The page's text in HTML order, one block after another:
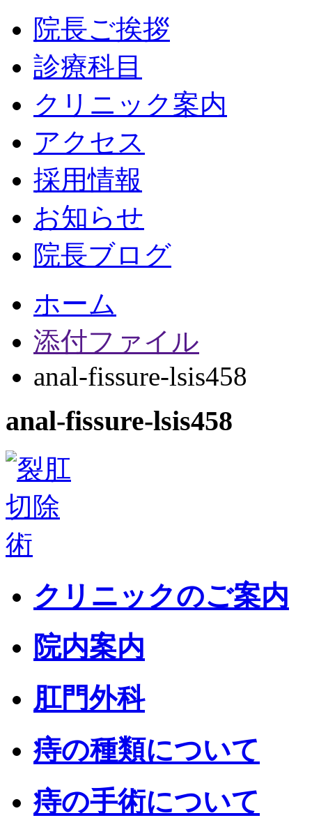
院長ご挨拶
診療科目
クリニック案内
アクセス
採用情報
お知らせ
院長ブログ
ホーム
添付ファイル
anal-fissure-lsis458
anal-fissure-lsis458
クリニックのご案内
院内案内
肛門外科
痔の種類について
痔の手術について